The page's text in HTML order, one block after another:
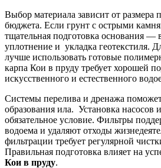
Выбор материала зависит от размера
бюджета. Если грунт с острыми
тщательная подготовка основания —
уплотнение и укладка геотекстиля.
лучше использовать готовые
карпа Кои в пруду требует хорошей
искусственного и естественного
Системы перелива и дренажа
образования ила. Установка
обязательное условие. Фильтры
водоема и удаляют отходы
фильтрации требует регулярной
Правильная подготовка влияет на
Кои в пруду.